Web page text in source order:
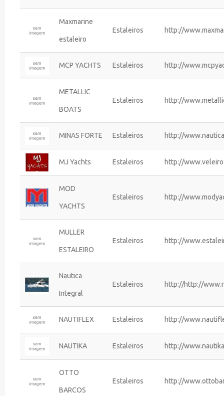
Maxmarine
estaleiro
Estaleiros http://
MCP YACHTS Estaleiros http://
METALLIC
BOATS
Estaleiros http://
MINAS FORTE Estaleiros http://
MJ Yachts Estaleiros http://
MOD
YACHTS
Estaleiros http://
MULLER
ESTALEIRO
Estaleiros http://
Nautica
Integral
Estaleiros http://http://
NAUTIFLEX Estaleiros http://
NAUTIKA Estaleiros http://
OTTO
BARCOS
Estaleiros http://